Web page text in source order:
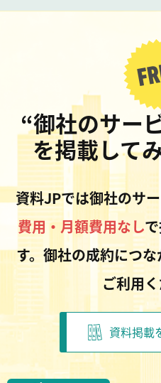
“御社のサー
を掲載して
資料JPでは御社のサ
費用・月額費用なし
す。御社の成約につな
ご利用く
資料掲載